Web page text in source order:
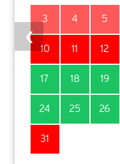
3 4 5
10 11 12
17 18 19
24 25 26
31
❮